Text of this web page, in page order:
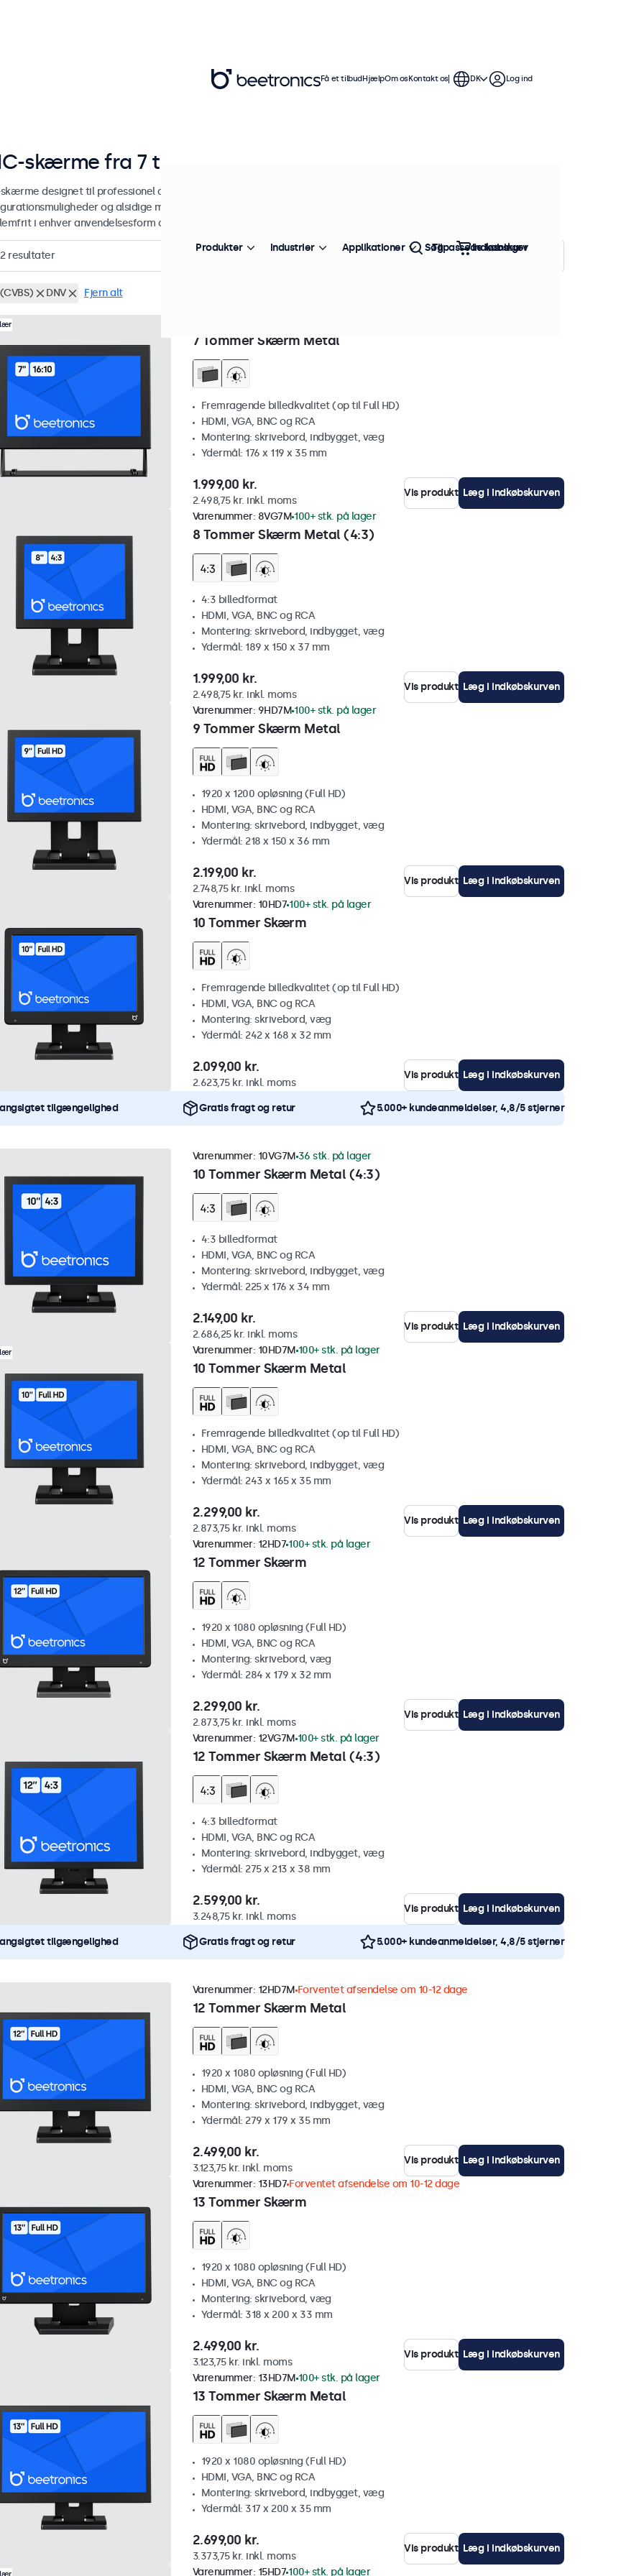
skærme fra 7 til 32 tommer
skærme designet til professionel og kontinuerlig brug. Vores BNC-skærme tilbyder omfattende
og alsidige monteringsmuligheder, hvilket gør dem nemme at integrere
i enhver anvendelsesform og ethvert miljø.
resultater Sorter efter: Popularitet
DNV Fjern alt
7 Tommer Skærm Metal
Fremragende billedkvalitet (op til Full HD)
HDMI, VGA, BNC og RCA
Montering: skrivebord, indbygget, væg
Ydermål: 176 x 119 x 35 mm
1.999,00 kr.
2.498,75 kr. inkl. moms
Vis produkt Læg i indkøbskurven
8 Tommer Skærm Metal (4:3)
Varenummer: 8VG7M 100+ stk. på lager
4:3 billedformat
HDMI, VGA, BNC og RCA
Montering: skrivebord, indbygget, væg
Ydermål: 189 x 150 x 37 mm
1.999,00 kr.
2.498,75 kr. inkl. moms
Vis produkt Læg i indkøbskurven
9 Tommer Skærm Metal
Varenummer: 9HD7M 100+ stk. på lager
1920 x 1200 opløsning (Full HD)
HDMI, VGA, BNC og RCA
Montering: skrivebord, indbygget, væg
Ydermål: 218 x 150 x 36 mm
2.199,00 kr.
2.748,75 kr. inkl. moms
Vis produkt Læg i indkøbskurven
10 Tommer Skærm
Varenummer: 10HD7 100+ stk. på lager
Fremragende billedkvalitet (op til Full HD)
HDMI, VGA, BNC og RCA
Montering: skrivebord, væg
Ydermål: 242 x 168 x 32 mm
2.099,00 kr.
2.623,75 kr. inkl. moms
Vis produkt Læg i indkøbskurven
tilgængelighed Gratis fragt og retur 5.000+ kundeanmeldelser, 4,8/5 stjerner
10 Tommer Skærm Metal (4:3)
Varenummer: 10VG7M 36 stk. på lager
4:3 billedformat
HDMI, VGA, BNC og RCA
Montering: skrivebord, indbygget, væg
Ydermål: 225 x 176 x 34 mm
2.149,00 kr.
2.686,25 kr. inkl. moms
Vis produkt Læg i indkøbskurven
10 Tommer Skærm Metal
Varenummer: 10HD7M 100+ stk. på lager
Fremragende billedkvalitet (op til Full HD)
HDMI, VGA, BNC og RCA
Montering: skrivebord, indbygget, væg
Ydermål: 243 x 165 x 35 mm
2.299,00 kr.
2.873,75 kr. inkl. moms
Vis produkt Læg i indkøbskurven
12 Tommer Skærm
Varenummer: 12HD7 100+ stk. på lager
1920 x 1080 opløsning (Full HD)
HDMI, VGA, BNC og RCA
Montering: skrivebord, væg
Ydermål: 284 x 179 x 32 mm
2.299,00 kr.
2.873,75 kr. inkl. moms
Vis produkt Læg i indkøbskurven
12 Tommer Skærm Metal (4:3)
Varenummer: 12VG7M 100+ stk. på lager
4:3 billedformat
HDMI, VGA, BNC og RCA
Montering: skrivebord, indbygget, væg
Ydermål: 275 x 213 x 38 mm
2.599,00 kr.
3.248,75 kr. inkl. moms
Vis produkt Læg i indkøbskurven
tilgængelighed Gratis fragt og retur 5.000+ kundeanmeldelser, 4,8/5 stjerner
12 Tommer Skærm Metal
Varenummer: 12HD7M Forventet afsendelse om 10-12 dage
1920 x 1080 opløsning (Full HD)
HDMI, VGA, BNC og RCA
Montering: skrivebord, indbygget, væg
Ydermål: 279 x 179 x 35 mm
2.499,00 kr.
3.123,75 kr. inkl. moms
Vis produkt Læg i indkøbskurven
13 Tommer Skærm
Varenummer: 13HD7 Forventet afsendelse om 10-12 dage
1920 x 1080 opløsning (Full HD)
HDMI, VGA, BNC og RCA
Montering: skrivebord, væg
Ydermål: 318 x 200 x 33 mm
2.499,00 kr.
3.123,75 kr. inkl. moms
Vis produkt Læg i indkøbskurven
13 Tommer Skærm Metal
Varenummer: 13HD7M 100+ stk. på lager
1920 x 1080 opløsning (Full HD)
HDMI, VGA, BNC og RCA
Montering: skrivebord, indbygget, væg
Ydermål: 317 x 200 x 35 mm
2.699,00 kr.
3.373,75 kr. inkl. moms
Vis produkt Læg i indkøbskurven
Varenummer: 15HD7 100+ stk. på lager
Få et tilbudHjælpOm osKontakt os DK Log ind
Produkter Industrier Applikationer Tilpassede løsninger
Søg Indkøbskurv